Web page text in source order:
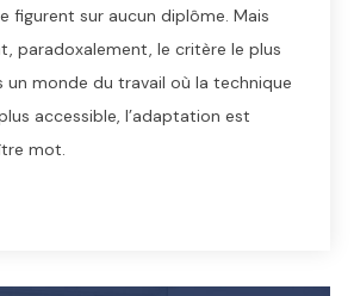
figurent sur aucun diplôme. Mais
paradoxalement, le critère le plus
un monde du travail où la technique
accessible, l’adaptation est
mot.